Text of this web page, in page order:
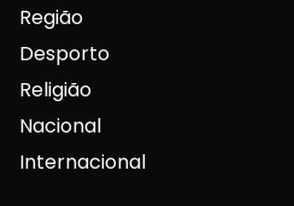
Região
Desporto
Religião
Nacional
Internacional